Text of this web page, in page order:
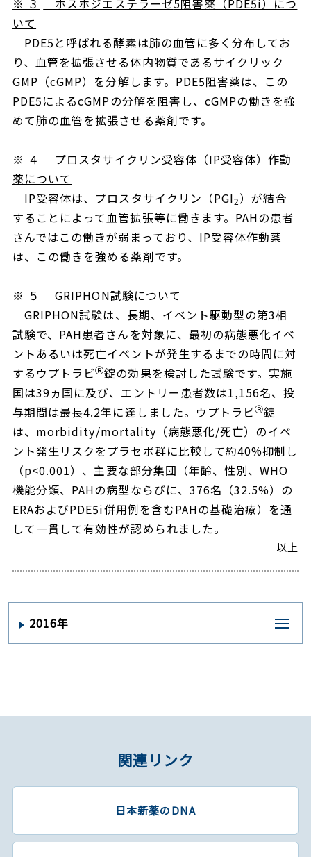
※ ３ ホスホジエステラーゼ5阻害薬（ PDE5i）につ
いて
PDE5 と呼ばれる酵素は肺の血管に多く分布してお
り、血管を拡張させる体内物質であるサイクリック
GMP （cGMP）を分解します。 PDE5阻害薬は、この
PDE5によるcGMPの分解を阻害し、 cGMPの働きを強
めて肺の血管を拡張させる薬剤です。
※ ４ プロスタサイクリン受容体（IP受容体）作動
薬について
IP受容体は、プロスタサイクリン（PGI2）が結合
することによって血管拡張等に働きます。 PAHの患者
さんではこの働きが弱まっており、 IP受容体作動薬
は、この働きを強める薬剤です。
※ ５GRIPHON試験について
GRIPHON試験は、長期、イベント駆動型の第3相
試験で、 PAH患者さんを対象に、最初の病態悪化イベ
ントあるいは死亡イベントが発生するまでの時間に対
するウプトラビⓇ錠の効果を検討した試験です。実施
国は39ヵ国に及び、エントリー患者数は1,156名、投
与期間は最長4.2年に達しました。ウプトラビⓇ錠
は、 morbidity/mortality （病態悪化/死亡）のイベ
ント発生リスクをプラセボ群に比較して約40%抑制し
（p<0.001）、主要な部分集団（年齢、性別、WHO
機能分類、 PAHの病型ならびに、 376名（32.5%）の
ERAおよびPDE5i併用例を含むPAHの基礎治療）を通
して一貫して有効性が認められました。
以上
2016年
関連リンク
日本新薬のDNA